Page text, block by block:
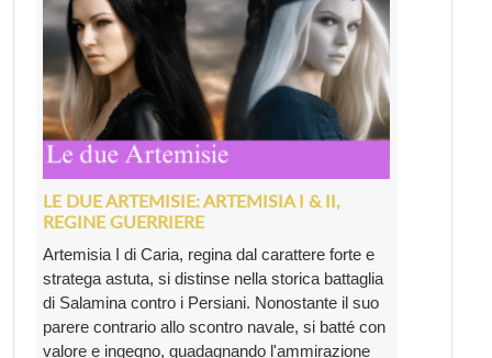
LE DUE ARTEMISIE: ARTEMISIA I & II,
REGINE GUERRIERE
Artemisia I di Caria, regina dal carattere forte e
stratega astuta, si distinse nella storica battaglia
di Salamina contro i Persiani. Nonostante il suo
parere contrario allo scontro navale, si batté con
valore e ingegno, guadagnando l'ammirazione